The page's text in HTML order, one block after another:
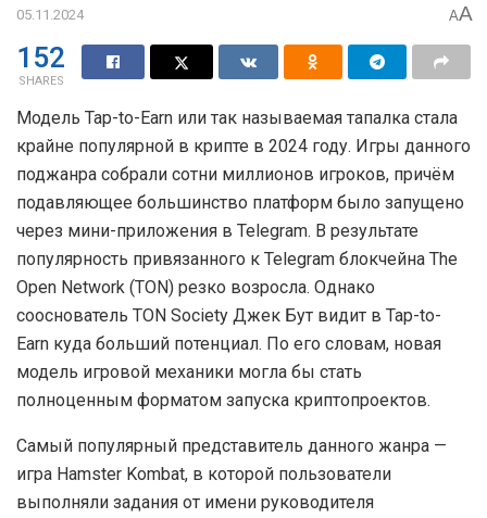
05.11.2024 AA
152
SHARES
Модель Tap-to-Earn или так называемая тапалка стала
крайне популярной в крипте в 2024 году. Игры данного
поджанра собрали сотни миллионов игроков, причём
подавляющее большинство платформ было запущено
через мини-приложения в Telegram. В результате
популярность привязанного к Telegram блокчейна The
Open Network (TON) резко возросла. Однако
сооснователь TON Society Джек Бут видит в Tap-to-
Earn куда больший потенциал. По его словам, новая
модель игровой механики могла бы стать
полноценным форматом запуска криптопроектов.
Самый популярный представитель данного жанра —
игра Hamster Kombat, в которой пользователи
выполняли задания от имени руководителя